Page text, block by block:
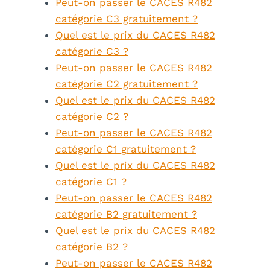
catégorie C3 gratuitement ?
Quel est le prix du CACES R482
catégorie C3 ?
Peut-on passer le CACES R482
catégorie C2 gratuitement ?
Quel est le prix du CACES R482
catégorie C2 ?
Peut-on passer le CACES R482
catégorie C1 gratuitement ?
Quel est le prix du CACES R482
catégorie C1 ?
Peut-on passer le CACES R482
catégorie B2 gratuitement ?
Quel est le prix du CACES R482
catégorie B2 ?
Peut-on passer le CACES R482